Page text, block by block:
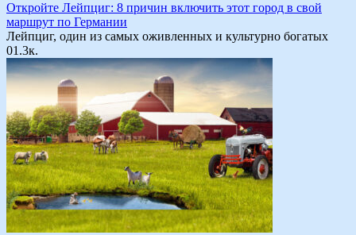
Откройте Лейпциг: 8 причин включить этот город в свой
маршрут по Германии
Лейпциг, один из самых оживленных и культурно богатых
01.3к.